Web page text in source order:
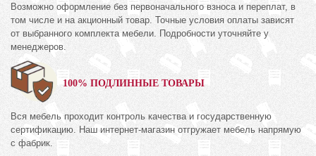
Возможно оформление без первоначального взноса и переплат, в
том числе и на акционный товар. Точные условия оплаты зависят
от выбранного комплекта мебели. Подробности уточняйте у
менеджеров.
100% ПОДЛИННЫЕ ТОВАРЫ
Вся мебель проходит контроль качества и государственную
сертификацию. Наш интернет-магазин отгружает мебель напрямую
с фабрик.